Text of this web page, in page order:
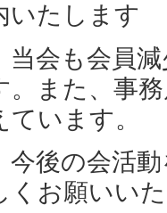
いたします
当会も会員減
。また、事
ています。
今後の会活動
くお願いい